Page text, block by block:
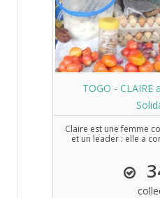
TOGO - CLAIRE
Claire est une femme
et un leader : elle a